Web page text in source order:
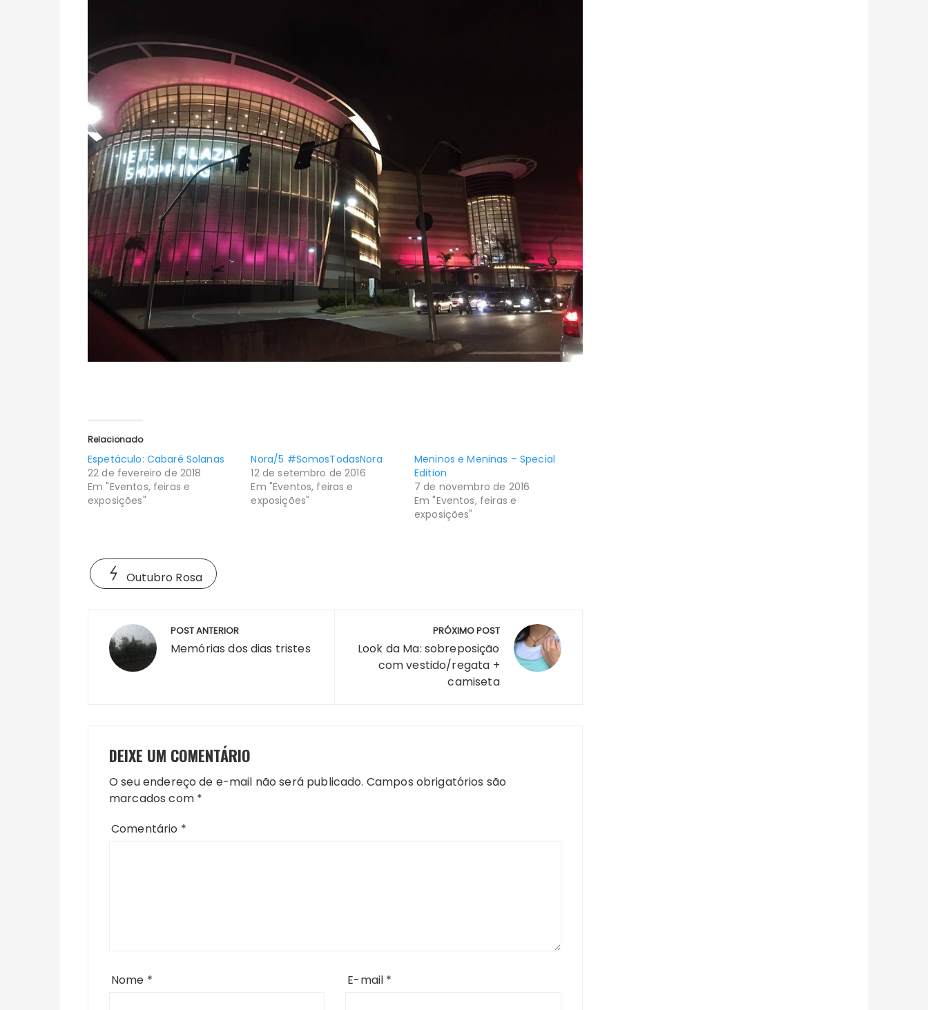
Relacionado
Espetáculo: Cabaré Solanas
22 de fevereiro de 2018
Em "Eventos, feiras e
exposições"
Nora/5 #SomosTodasNora
12 de setembro de 2016
Em "Eventos, feiras e
exposições"
Meninos e Meninas – Special
Edition
7 de novembro de 2016
Em "Eventos, feiras e
exposições"
Outubro Rosa
Navegação
de
Post
POST ANTERIOR
Memórias dos dias tristes
PRÓXIMO POST
Look da Ma: sobreposição
com vestido/regata +
camiseta
DEIXE UM COMENTÁRIO
O seu endereço de e-mail não será publicado. Campos obrigatórios são
marcados com *
Comentário *
Nome * E-mail *